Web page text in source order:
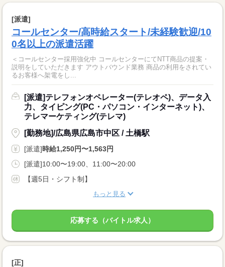
[派遣]
コールセンター/高時給スタート/未経験歓迎/10
0名以上の派遣活躍
＜コールセンター採用強化中 コールセンターにてNTT商品の提案・
説明をしていただきます アウトバウンド業務 商品の利用をされてい
るお客様へ架電をし...
[派遣]テレフォンオペレーター(テレオペ)、データ入
力、タイピング(PC・パソコン・インターネット)、
テレマーケティング(テレマ)
[勤務地]/広島県広島市中区 / 土橋駅
[派遣]時給1,250円〜1,563円
[派遣]10:00〜19:00、11:00〜20:00
【週5日・シフト制】
もっと見る
応募する（バイトル求人）
[正]